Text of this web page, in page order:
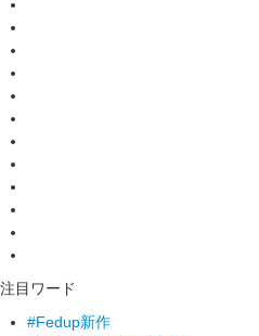
注目ワード
#Fedup新作